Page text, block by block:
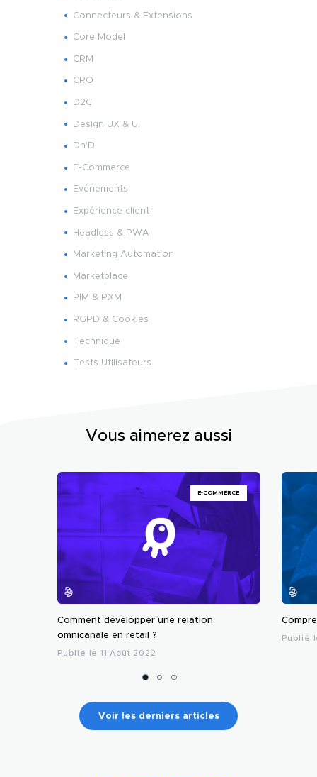
Connecteurs & Extensions
Core Model
CRM
CRO
D2C
Design UX & UI
Dn'D
E-Commerce
Événements
Expérience client
Headless & PWA
Marketing Automation
Marketplace
PIM & PXM
RGPD & Cookies
Technique
Tests Utilisateurs
Vous aimerez aussi
E-COMMERCE
Comment développer une relation
omnicanale en retail ?
Publié le 11 Août 2022
Publié
Voir les derniers articles